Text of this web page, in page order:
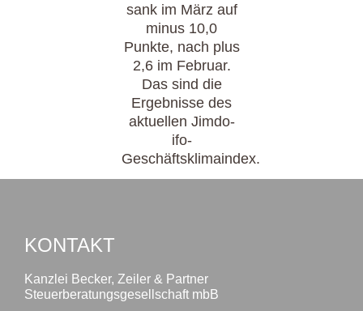
sank im März auf
minus 10,0
Punkte, nach plus
2,6 im Februar.
Das sind die
Ergebnisse des
aktuellen Jimdo-
ifo-
Geschäftsklimaindex.
KONTAKT
Kanzlei Becker, Zeiler & Partner
Steuerberatungsgesellschaft mbB